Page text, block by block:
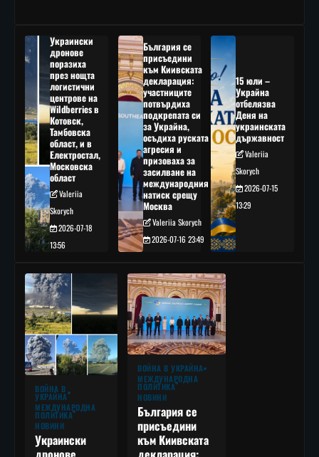
Украински
дронове
поразиха
през нощта
логистични
центрове на
Wildberries в
Котовск,
Тамбовска
област, и в
Електростал,
Московска
област
Valeriia
Skorych
2026-07-18
13:56
България се
присъедини
към Киивската
декларация:
участниците
потвърдиха
подкрепата си
за Украйна,
осъдиха руската
агресия и
призоваха за
засилване на
международния
натиск срещу
Москва
Valeriia Skorych
2026-07-16 23:49
15 юли –
Украйна
отбелязва
Деня на
украинската
държавност
Valeriia
Skorych
2026-07-15
13:29
ВОЙНА В
УКРАЙНА
МЕЖДУНАРОДНА
ПОЛИТИКА
НОВИНИ
Украински
ВОЙНА В УКРАЙНА
МЕЖДУНАРОДНА
ПОЛИТИКА
НОВИНИ
България се
присъедини
към Киивската